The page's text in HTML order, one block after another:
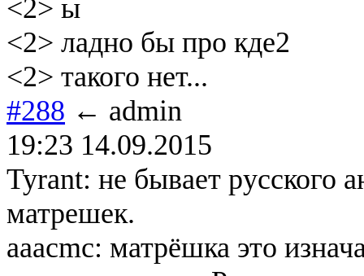
<2> ы
<2> ладно бы про кде2
<2> такого нет...
#288 ← admin
19:23 14.09.2015
Tyrant: не бывает русского
матрешек.
aaacmc: матрёшка это